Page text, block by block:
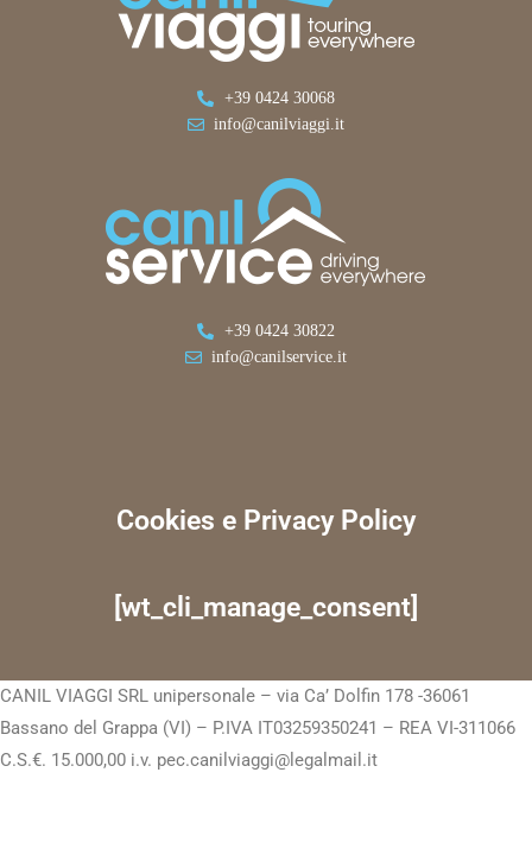
+39 0424 30068
info@canilviaggi.it
+39 0424 30822
info@canilservice.it
Cookies e Privacy Policy
[wt_cli_manage_consent]
CANIL VIAGGI SRL unipersonale – via Ca’ Dolfin 178 -36061
Bassano del Grappa (VI) – P.IVA IT03259350241 – REA VI-311066
C.S.€. 15.000,00 i.v. pec.canilviaggi@legalmail.it